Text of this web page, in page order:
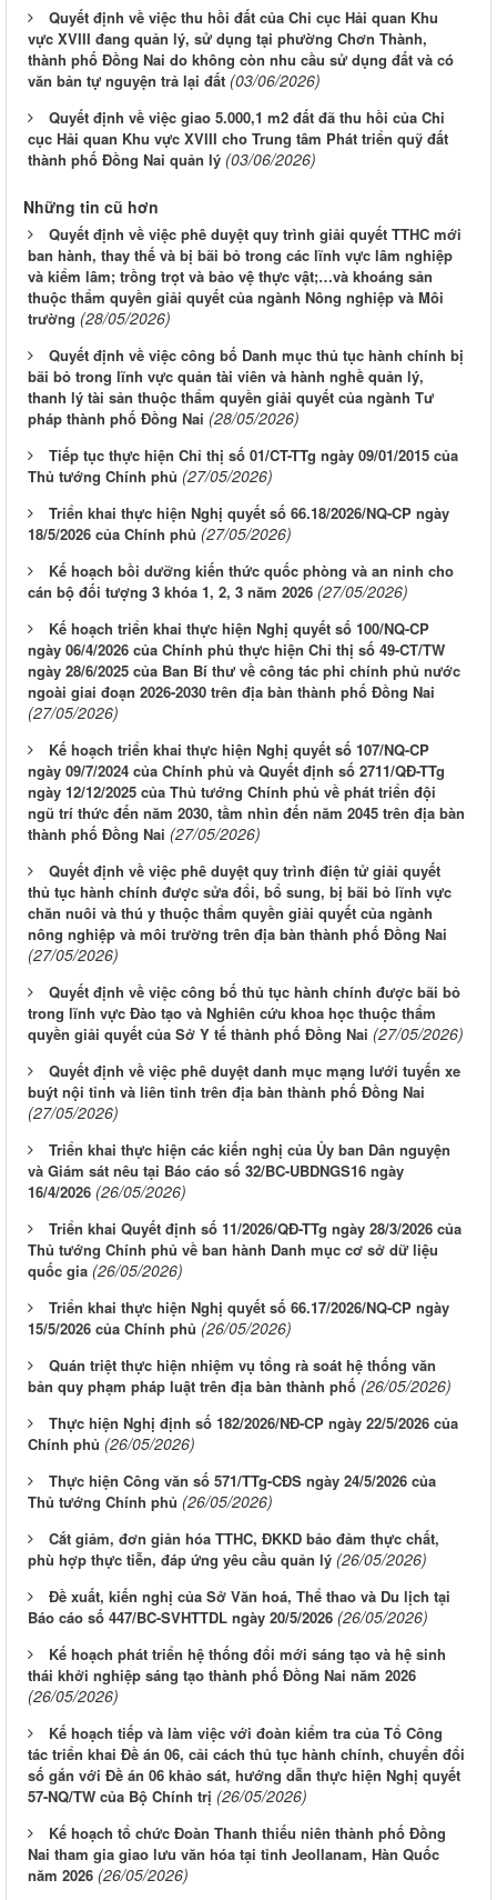
Quyết định về việc thu hồi đất của Chi cục Hải quan Khu
vực XVIII đang quản lý, sử dụng tại phường Chơn Thành,
thành phố Đồng Nai do không còn nhu cầu sử dụng đất và có
văn bản tự nguyện trả lại đất (03/06/2026)
Quyết định về việc giao 5.000,1 m2 đất đã thu hồi của Chi
cục Hải quan Khu vực XVIII cho Trung tâm Phát triển quỹ đất
thành phố Đồng Nai quản lý (03/06/2026)
Những tin cũ hơn
Quyết định về việc phê duyệt quy trình giải quyết TTHC mới
ban hành, thay thế và bị bãi bỏ trong các lĩnh vực lâm nghiệp
và kiểm lâm; trồng trọt và bảo vệ thực vật;…và khoáng sản
thuộc thẩm quyền giải quyết của ngành Nông nghiệp và Môi
trường (28/05/2026)
Quyết định về việc công bố Danh mục thủ tục hành chính bị
bãi bỏ trong lĩnh vực quản tài viên và hành nghề quản lý,
thanh lý tài sản thuộc thẩm quyền giải quyết của ngành Tư
pháp thành phố Đồng Nai (28/05/2026)
Tiếp tục thực hiện Chỉ thị số 01/CT-TTg ngày 09/01/2015 của
Thủ tướng Chính phủ (27/05/2026)
Triển khai thực hiện Nghị quyết số 66.18/2026/NQ-CP ngày
18/5/2026 của Chính phủ (27/05/2026)
Kế hoạch bồi dưỡng kiến thức quốc phòng và an ninh cho
cán bộ đối tượng 3 khóa 1, 2, 3 năm 2026 (27/05/2026)
Kế hoạch triển khai thực hiện Nghị quyết số 100/NQ-CP
ngày 06/4/2026 của Chính phủ thực hiện Chỉ thị số 49-CT/TW
ngày 28/6/2025 của Ban Bí thư về công tác phi chính phủ nước
ngoài giai đoạn 2026-2030 trên địa bàn thành phố Đồng Nai
(27/05/2026)
Kế hoạch triển khai thực hiện Nghị quyết số 107/NQ-CP
ngày 09/7/2024 của Chính phủ và Quyết định số 2711/QĐ-TTg
ngày 12/12/2025 của Thủ tướng Chính phủ về phát triển đội
ngũ trí thức đến năm 2030, tầm nhìn đến năm 2045 trên địa bàn
thành phố Đồng Nai (27/05/2026)
Quyết định về việc phê duyệt quy trình điện tử giải quyết
thủ tục hành chính được sửa đổi, bổ sung, bị bãi bỏ lĩnh vực
chăn nuôi và thú y thuộc thẩm quyền giải quyết của ngành
nông nghiệp và môi trường trên địa bàn thành phố Đồng Nai
(27/05/2026)
Quyết định về việc công bố thủ tục hành chính được bãi bỏ
trong lĩnh vực Đào tạo và Nghiên cứu khoa học thuộc thẩm
quyền giải quyết của Sở Y tế thành phố Đồng Nai (27/05/2026)
Quyết định về việc phê duyệt danh mục mạng lưới tuyến xe
buýt nội tỉnh và liên tỉnh trên địa bàn thành phố Đồng Nai
(27/05/2026)
Triển khai thực hiện các kiến nghị của Ủy ban Dân nguyện
và Giám sát nêu tại Báo cáo số 32/BC-UBDNGS16 ngày
16/4/2026 (26/05/2026)
Triển khai Quyết định số 11/2026/QĐ-TTg ngày 28/3/2026 của
Thủ tướng Chính phủ về ban hành Danh mục cơ sở dữ liệu
quốc gia (26/05/2026)
Triển khai thực hiện Nghị quyết số 66.17/2026/NQ-CP ngày
15/5/2026 của Chính phủ (26/05/2026)
Quán triệt thực hiện nhiệm vụ tổng rà soát hệ thống văn
bản quy phạm pháp luật trên địa bàn thành phố (26/05/2026)
Thực hiện Nghị định số 182/2026/NĐ-CP ngày 22/5/2026 của
Chính phủ (26/05/2026)
Thực hiện Công văn số 571/TTg-CĐS ngày 24/5/2026 của
Thủ tướng Chính phủ (26/05/2026)
Cắt giảm, đơn giản hóa TTHC, ĐKKD bảo đảm thực chất,
phù hợp thực tiễn, đáp ứng yêu cầu quản lý (26/05/2026)
Đề xuất, kiến nghị của Sở Văn hoá, Thể thao và Du lịch tại
Báo cáo số 447/BC-SVHTTDL ngày 20/5/2026 (26/05/2026)
Kế hoạch phát triển hệ thống đổi mới sáng tạo và hệ sinh
thái khởi nghiệp sáng tạo thành phố Đồng Nai năm 2026
(26/05/2026)
Kế hoạch tiếp và làm việc với đoàn kiểm tra của Tổ Công
tác triển khai Đề án 06, cải cách thủ tục hành chính, chuyển đổi
số gắn với Đề án 06 khảo sát, hướng dẫn thực hiện Nghị quyết
57-NQ/TW của Bộ Chính trị (26/05/2026)
Kế hoạch tổ chức Đoàn Thanh thiếu niên thành phố Đồng
Nai tham gia giao lưu văn hóa tại tỉnh Jeollanam, Hàn Quốc
năm 2026 (26/05/2026)